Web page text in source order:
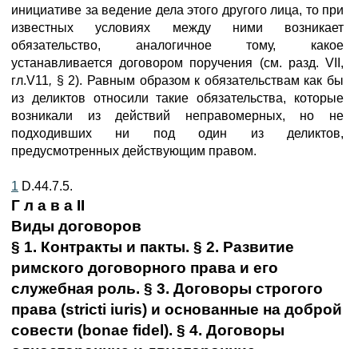
инициативе за ведение дела этого другого лица, то при
известных условиях между ними возникает
обязательство, аналогичное тому, какое
устанавливается договором поручения (см. разд. VII,
гл.V11, § 2). Равным образом к обязательствам как бы
из деликтов относили такие обязательства, которые
возникали из действий неправомерных, но не
подходивших ни под один из деликтов,
предусмотренных действующим правом.
1 D.44.7.5.
Г л а в а II
Виды договоров
§ 1. Контракты и пакты. § 2. Развитие
римского договорного права и его
служебная роль. § 3. Договоры строгого
права (stricti iuris) и основанные на доброй
совести (bonae fidel). § 4. Договоры